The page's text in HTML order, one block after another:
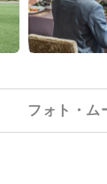
フォト・ム